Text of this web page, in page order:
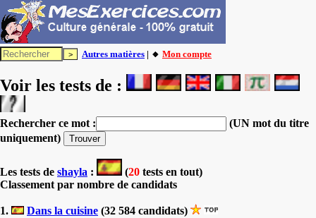
Autres matières | 🔸 Mon compte
Voir les tests de :
Rechercher ce mot :
(UN mot du titre
uniquement)
Les tests de shayla : (20 tests en tout)
Classement par nombre de candidats
1. Dans la cuisine (32 584 candidats)